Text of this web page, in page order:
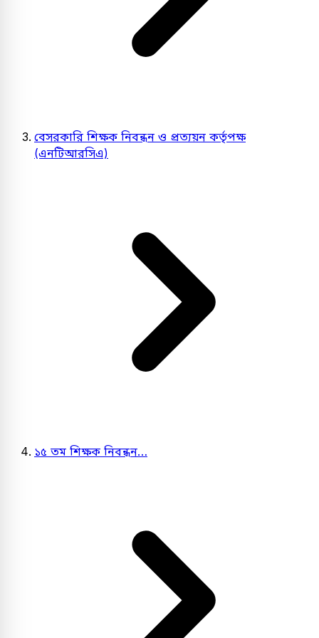
বেসরকারি শিক্ষক নিবন্ধন ও প্রত্যয়ন কর্তৃপক্ষ
(এনটিআরসিএ)
১৫ তম শিক্ষক নিবন্ধন…